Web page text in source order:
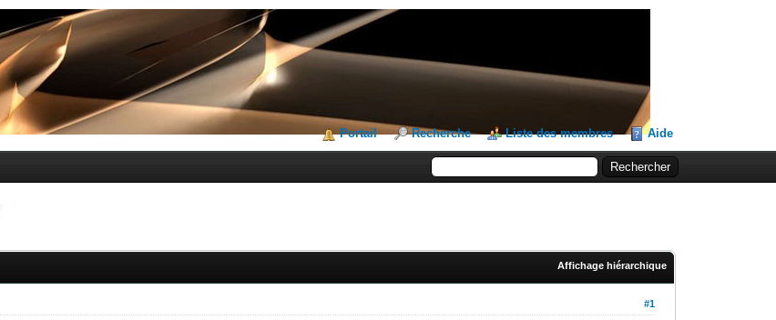
Portail Recherche Liste des membres Aide
Affichage hiérarchique
#1